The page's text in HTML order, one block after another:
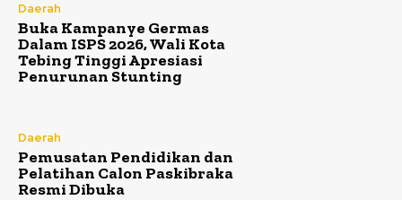
Daerah
Buka Kampanye Germas
Dalam ISPS 2026, Wali Kota
Tebing Tinggi Apresiasi
Penurunan Stunting
Daerah
Pemusatan Pendidikan dan
Pelatihan Calon Paskibraka
Resmi Dibuka